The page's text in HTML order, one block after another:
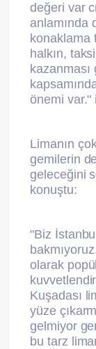
değeri var
anlamında
konaklama
halkın,
önemi var."
Limanın
gemilerin
geleceğini
konuştu:
"Biz
olarak
Kuşadası
yüze
gelmiyor
bu tarz